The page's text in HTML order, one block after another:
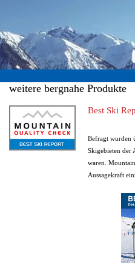
weitere bergnahe Produkte
Best Ski
Befragt wurden
Skigebieten der
waren.
Aussagekraft